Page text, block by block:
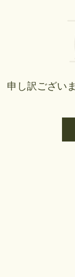
申し訳ござい